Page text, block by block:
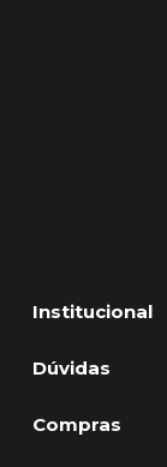
Institucional
Dúvidas
Compras